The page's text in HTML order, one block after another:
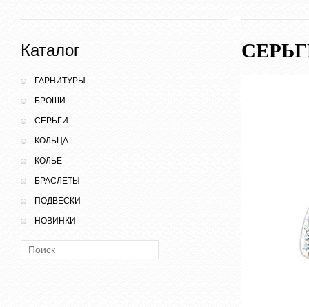
Каталог
ГАРНИТУРЫ
БРОШИ
СЕРЬГИ
КОЛЬЦА
КОЛЬЕ
БРАСЛЕТЫ
ПОДВЕСКИ
НОВИНКИ
Поиск: